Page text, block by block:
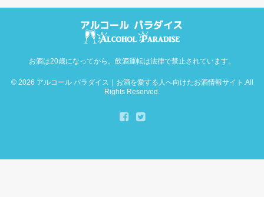
お酒は20歳になってから。飲酒運転は法律で禁止されています。
© 2026 アルコール パラダイス｜お酒を愛する人へ向けたお酒情報サイト .All
Rights Reserved.